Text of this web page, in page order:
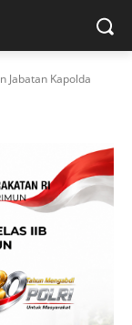
Jabatan Kapolda